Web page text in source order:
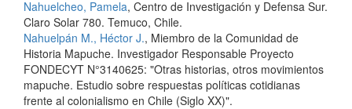
Nahuelcheo, Pamela, Centro de Investigación y Defensa Sur.
Claro Solar 780. Temuco, Chile.
Nahuelpán M., Héctor J., Miembro de la Comunidad de
Historia Mapuche. Investigador Responsable Proyecto
FONDECYT N°3140625: "Otras historias, otros movimientos
mapuche. Estudio sobre respuestas políticas cotidianas
frente al colonialismo en Chile (Siglo XX)".